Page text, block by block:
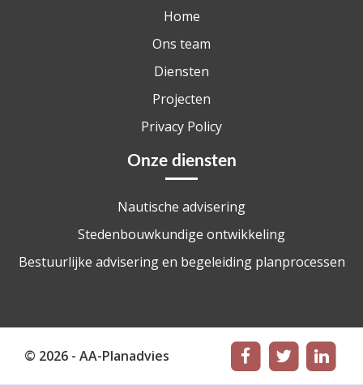
Home
Ons team
Diensten
Projecten
Privacy Policy
Onze diensten
Nautische advisering
Stedenbouwkundige ontwikkeling
Bestuurlijke advisering en begeleiding planprocessen
© 2026 - AA-Planadvies